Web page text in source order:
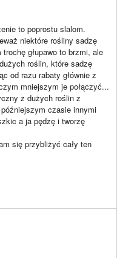
to poprostu slalom.
niektóre rośliny sadzę
głupawo to brzmi, ale
roślin, które sadzę
od razu rabaty głównie z
mniejszym je połączyć...
z dużych roślin z
czasie innymi
a ja pędzę i tworzę
się przybliżyć cały ten